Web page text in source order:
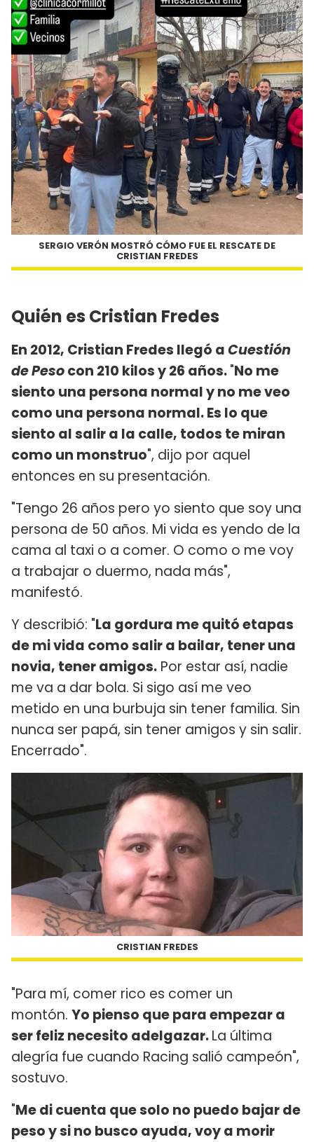
SERGIO VERÓN MOSTRÓ CÓMO FUE EL RESCATE DE
CRISTIAN FREDES
Quién es Cristian Fredes
En 2012, Cristian Fredes llegó aCuestión
de Pesocon 210 kilos y 26 años."No me
siento una persona normal y no me veo
como una persona normal. Es lo que
siento al salir a la calle, todos te miran
como un monstruo", dijo por aquel
entonces en su presentación.
"Tengo 26 años pero yo siento que soy una
persona de 50 años. Mi vida es yendo de la
cama al taxi o a comer. O como o me voy
a trabajar o duermo, nada más",
manifestó.
Y describió: "La gordura me quitó etapas
de mi vida como salir a bailar, tener una
novia, tener amigos. Por estar así, nadie
me va a dar bola. Si sigo así me veo
metido en una burbuja sin tener familia. Sin
nunca ser papá, sin tener amigos y sin salir.
Encerrado".
CRISTIAN FREDES
"Para mí, comer rico es comer un
montón. Yo pienso que para empezar a
ser feliz necesito adelgazar.La última
alegría fue cuando Racing salió campeón",
sostuvo.
"Me di cuenta que solo no puedo bajar de
peso y si no busco ayuda, voy a morir